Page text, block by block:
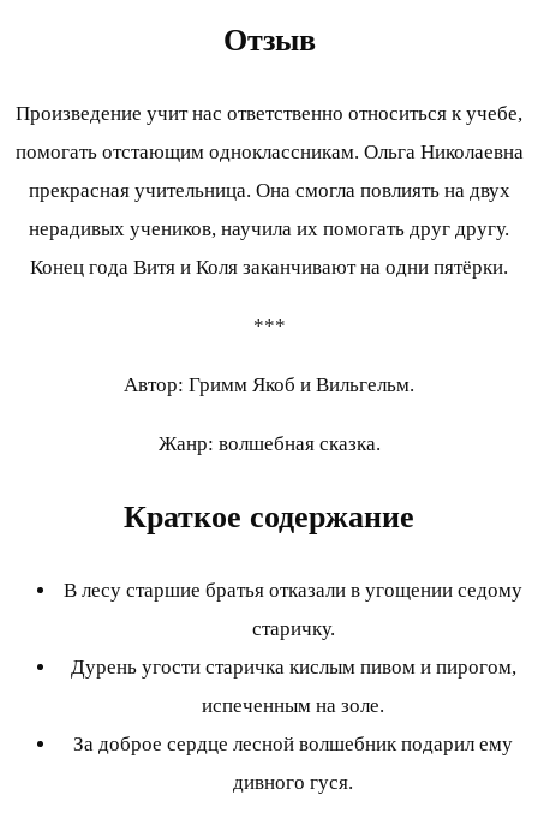
Отзыв
Произведение учит нас ответственно относиться к учебе,
помогать отстающим одноклассникам. Ольга Николаевна
прекрасная учительница. Она смогла повлиять на двух
нерадивых учеников, научила их помогать друг другу.
Конец года Витя и Коля заканчивают на одни пятёрки.
***
Автор: Гримм Якоб и Вильгельм.
Жанр: волшебная сказка.
Краткое содержание
В лесу старшие братья отказали в угощении седому
старичку.
Дурень угости старичка кислым пивом и пирогом,
испеченным на золе.
За доброе сердце лесной волшебник подарил ему
дивного гуся.